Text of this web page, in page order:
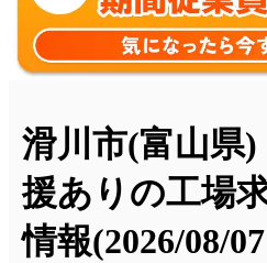
滑川市(富山県
援ありの工場
情報(2026/08/